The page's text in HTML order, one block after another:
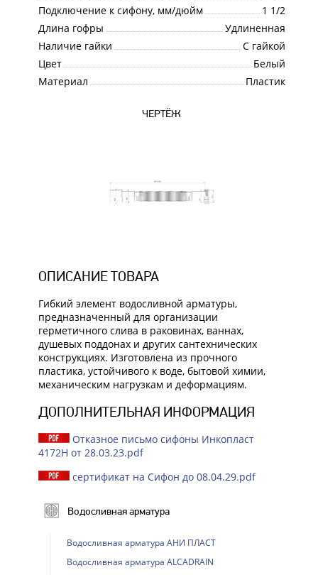
Подключение к сифону, мм/дюйм
1 1/2
Длина гофры
Удлиненная
Наличие гайки
С гайкой
Цвет
Белый
Материал
Пластик
ЧЕРТЁЖ
ОПИСАНИЕ ТОВАРА
Гибкий элемент водосливной арматуры,
предназначенный для организации
герметичного слива в раковинах, ваннах,
душевых поддонах и других сантехнических
конструкциях. Изготовлена из прочного
пластика, устойчивого к воде, бытовой химии,
механическим нагрузкам и деформациям.
ДОПОЛНИТЕЛЬНАЯ ИНФОРМАЦИЯ
Отказное письмо сифоны Инкопласт
4172Н от 28.03.23.pdf
сертификат на Сифон до 08.04.29.pdf
Водосливная арматура
Водосливная арматура АНИ ПЛАСТ
Водосливная арматура ALCADRAIN